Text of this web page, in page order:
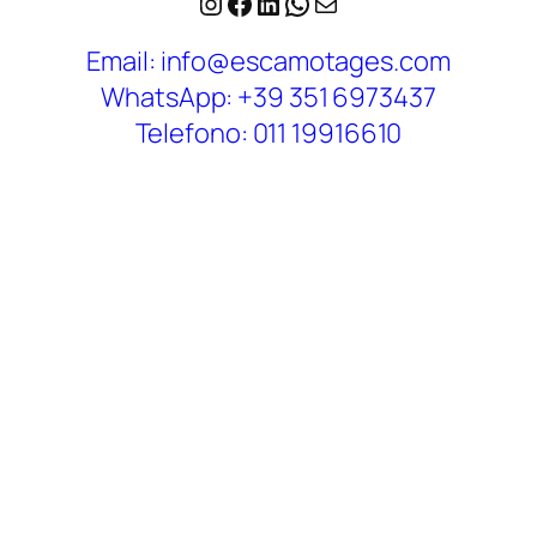
Email: info@escamotages.com
WhatsApp: +39 351 6973437
Telefono: 011 19916610